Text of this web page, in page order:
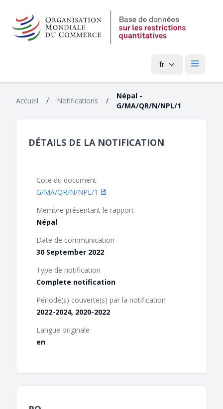
fr Menu
Accueil / Notifications /
Népal -
G/MA/QR/N/NPL/1
DÉTAILS DE LA NOTIFICATION
Cote du document
G/MA/QR/N/NPL/1
Membre présentant le rapport
Népal
Date de communication
30 September 2022
Type de notification
Complete notification
Période(s) couverte(s) par la notification
2022-2024, 2020-2022
Langue originale
en